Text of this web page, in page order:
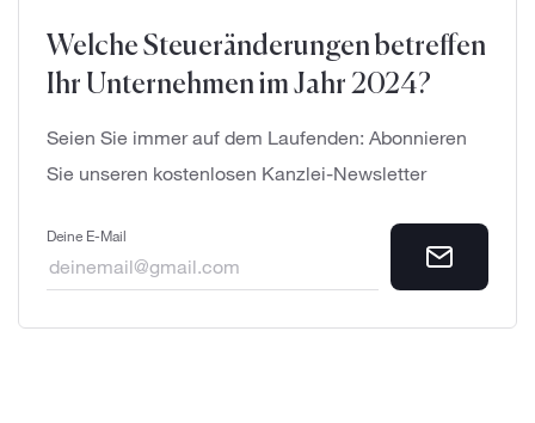
Welche Steueränderungen betreffen
Ihr Unternehmen im Jahr 2024?
Seien Sie immer auf dem Laufenden: Abonnieren
Sie unseren kostenlosen Kanzlei-Newsletter
Deine E-Mail